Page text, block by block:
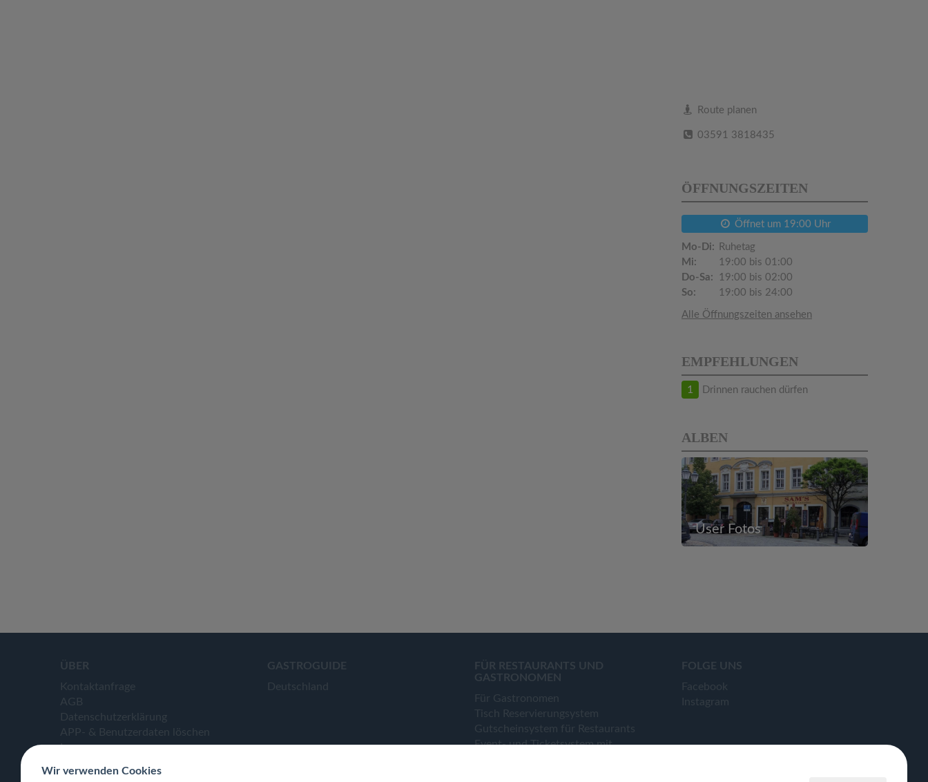
Route planen
03591 3818435
ÖFFNUNGSZEITEN
Öffnet um 19:00 Uhr
Mo-Di:
Ruhetag
Mi:
19:00 bis 01:00
Do-Sa:
19:00 bis 02:00
So:
19:00 bis 24:00
Alle Öffnungszeiten ansehen
EMPFEHLUNGEN
1 Drinnen rauchen dürfen
ALBEN
User Fotos
ÜBER
Kontaktanfrage
AGB
Datenschutzerklärung
APP- & Benutzerdaten löschen
Impressum
GASTROGUIDE
Deutschland
FÜR RESTAURANTS UND
GASTRONOMEN
Für Gastronomen
Tisch Reservierungsystem
Gutscheinsystem für Restaurants
Event- und Ticketsystem mit
FOLGE UNS
Facebook
Instagram
Wir verwenden Cookies